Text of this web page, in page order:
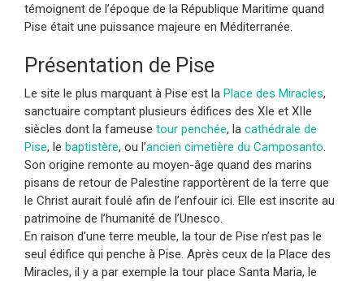
témoignent de l’époque de la République Maritime quand
Pise était une puissance majeure en Méditerranée.
Présentation de Pise
Le site le plus marquant à Pise est la Place des Miracles,
sanctuaire comptant plusieurs édifices des XIe et XIIe
siècles dont la fameuse tour penchée, la cathédrale de
Pise, le baptistère, ou l’ancien cimetière du Camposanto.
Son origine remonte au moyen-âge quand des marins
pisans de retour de Palestine rapportèrent de la terre que
le Christ aurait foulé afin de l’enfouir ici. Elle est inscrite au
patrimoine de l’humanité de l’Unesco.
En raison d’une terre meuble, la tour de Pise n’est pas le
seul édifice qui penche à Pise. Après ceux de la Place des
Miracles, il y a par exemple la tour place Santa Maria, le